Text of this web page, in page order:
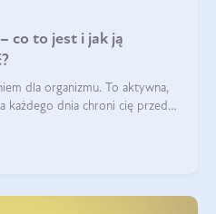
co to jest i jak ją
dla organizmu. To aktywna,
każdego dnia chroni cię przed